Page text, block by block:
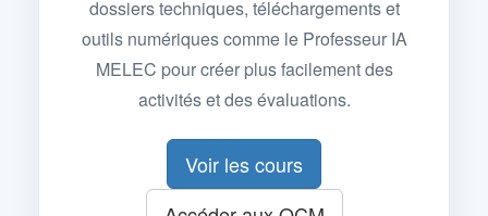
dossiers techniques, téléchargements et
outils numériques comme le Professeur IA
MELEC pour créer plus facilement des
activités et des évaluations.
Voir les cours